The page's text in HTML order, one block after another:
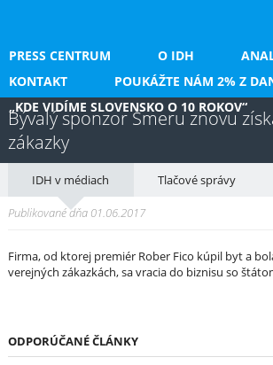
PRESS CENTRUM O IDH
KONTAKT
POUKÁŽTE NÁM 2% Z
„KDE VIDÍME SLOVENSKO O 10 ROKOV“
Bývalý sponzor Smeru znovu
zákazky
IDH v médiach Tlačové správy
Publikované dňa 01.06.2017
Firma, od ktorej premiér Rober Fico kúpil byt a
verejných zákazkách, sa vracia do biznisu so
ODPORÚČANÉ ČLÁNKY